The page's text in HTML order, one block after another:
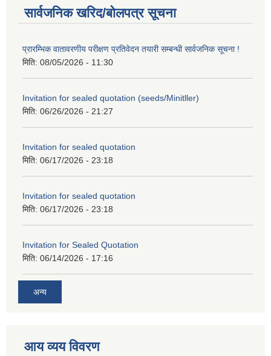
सार्वजनिक खरिद/बोलपत्र सूचना
प्रारम्भिक वातावरणीय परीक्षण प्रतिवेदन तयारी सम्बन्धी सार्वजनिक सूचना !
मिति: 08/05/2026 - 11:30
Invitation for sealed quotation (seeds/Minitller)
मिति: 06/26/2026 - 21:27
Invitation for sealed quotation
मिति: 06/17/2026 - 23:18
Invitation for sealed quotation
मिति: 06/17/2026 - 23:18
Invitation for Sealed Quotation
मिति: 06/14/2026 - 17:16
अन्य
आय व्यय विवरण